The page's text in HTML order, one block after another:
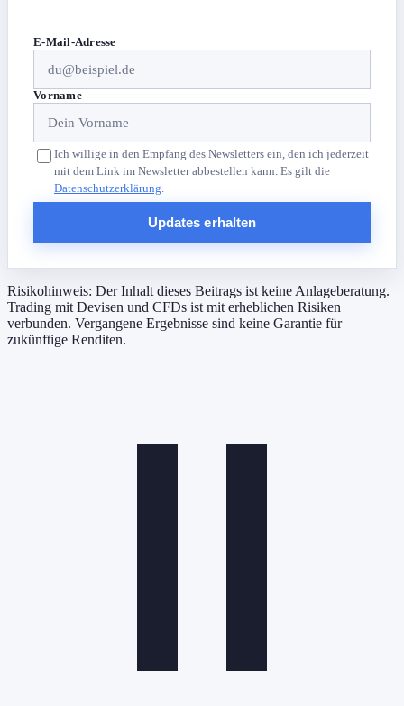
E-Mail-Adresse
Vorname
Ich willige in den Empfang des Newsletters ein, den ich jederzeit
mit dem Link im Newsletter abbestellen kann. Es gilt die
Datenschutzerklärung.
Updates erhalten
Risikohinweis: Der Inhalt dieses Beitrags ist keine Anlageberatung.
Trading mit Devisen und CFDs ist mit erheblichen Risiken
verbunden. Vergangene Ergebnisse sind keine Garantie für
zukünftige Renditen.